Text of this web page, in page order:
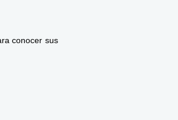
conocer sus